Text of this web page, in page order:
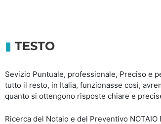
TESTO
Sevizio Puntuale, professionale, Preciso e
tutto il resto, in Italia, funzionasse così,
quanto si ottengono risposte chiare e
Ricerca del Notaio e del Preventivo